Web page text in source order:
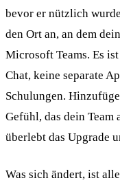
bevor er nützlich
den Ort an, an dem
Microsoft Teams. Es
Chat, keine separate
Schulungen.
Gefühl, das dein Team
überlebt das Upgrade
Was sich ändert, ist